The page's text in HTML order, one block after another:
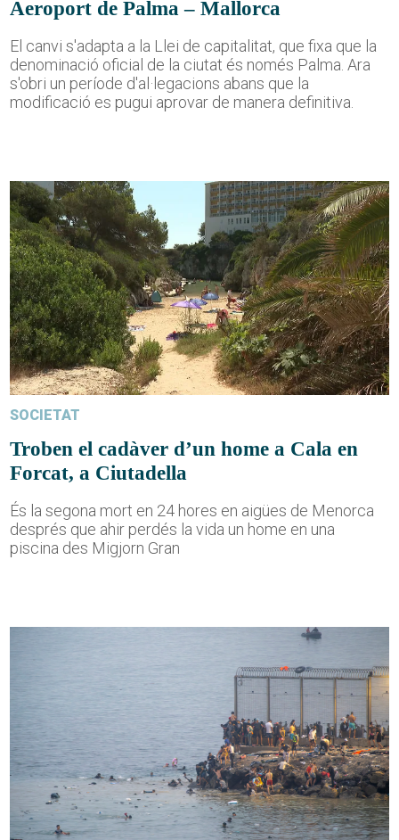
Aeroport de Palma – Mallorca
El canvi s'adapta a la Llei de capitalitat, que fixa que la
denominació oficial de la ciutat és només Palma. Ara
s'obri un període d'al·legacions abans que la
modificació es pugui aprovar de manera definitiva.
SOCIETAT
Troben el cadàver d’un home a Cala en
Forcat, a Ciutadella
És la segona mort en 24 hores en aigües de Menorca
després que ahir perdés la vida un home en una
piscina des Migjorn Gran